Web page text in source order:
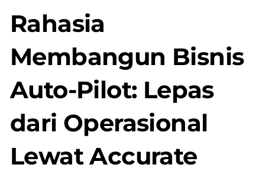
Rahasia
Membangun Bisnis
Auto-Pilot: Lepas
dari Operasional
Lewat Accurate